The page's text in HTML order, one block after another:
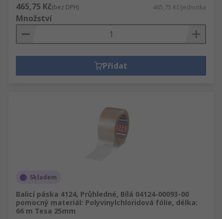
465,75 Kč(bez DPH) 465,75 Kč/jednotka
Množství
Přidat
Skladem
Balicí páska 4124, Průhledné, Bílá 04124-00093-00
pomocný materiál: Polyvinylchloridová fólie, délka:
66 m Tesa 25mm